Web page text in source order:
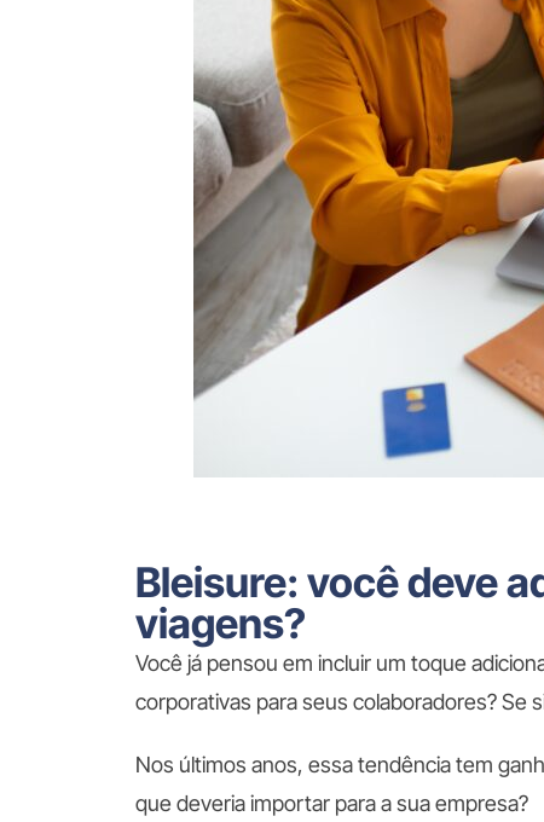
Bleisure: você deve
viagens?
Você já pensou em incluir um toque
corporativas para seus colaboradores? Se
Nos últimos anos, essa tendência tem
que deveria importar para a sua empresa?